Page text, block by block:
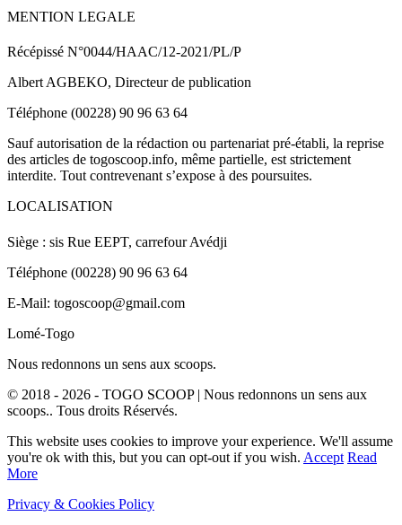
MENTION LEGALE
Récépissé N°0044/HAAC/12-2021/PL/P
Albert AGBEKO, Directeur de publication
Téléphone (00228) 90 96 63 64
Sauf autorisation de la rédaction ou partenariat pré-établi, la reprise
des articles de togoscoop.info, même partielle, est strictement
interdite. Tout contrevenant s’expose à des poursuites.
LOCALISATION
Siège : sis Rue EEPT, carrefour Avédji
Téléphone (00228) 90 96 63 64
E-Mail: togoscoop@gmail.com
Lomé-Togo
Nous redonnons un sens aux scoops.
© 2018 - 2026 - TOGO SCOOP | Nous redonnons un sens aux
scoops.. Tous droits Réservés.
This website uses cookies to improve your experience. We'll assume
you're ok with this, but you can opt-out if you wish. Accept Read
More
Privacy & Cookies Policy